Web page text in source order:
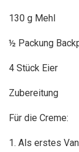
130 g Mehl
½ Packung
4 Stück Eier
Zubereitung
Für die Creme:
1. Als erstes